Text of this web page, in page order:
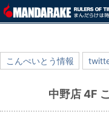
こんぺいとう情報
中野店 4F